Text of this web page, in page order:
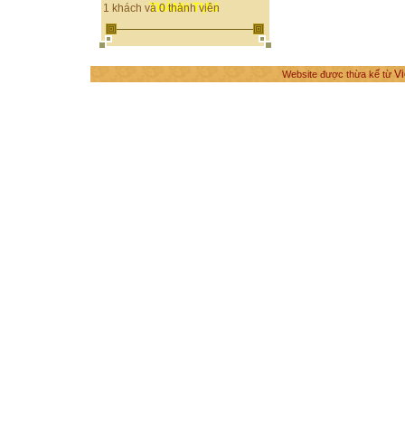
THÀNH TỰU
1 khách và 0 thành viên
Website được thừa kế từ